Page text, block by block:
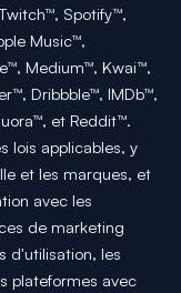
Spotify™,
Music™,
Medium™, Kwai™,
Dribbble™, IMDb™,
et Reddit™.
lois applicables, y
et les marques, et
avec les
de marketing
d'utilisation, les
plateformes avec